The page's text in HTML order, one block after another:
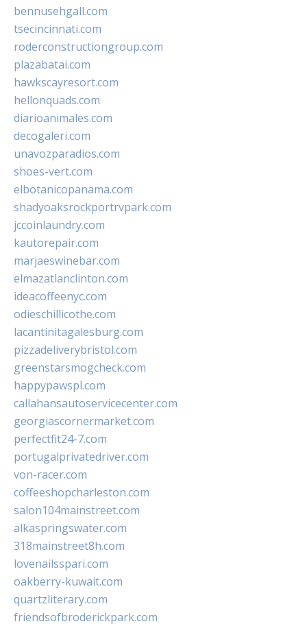
bennusehgall.com
tsecincinnati.com
roderconstructiongroup.com
plazabatai.com
hawkscayresort.com
hellonquads.com
diarioanimales.com
decogaleri.com
unavozparadios.com
shoes-vert.com
elbotanicopanama.com
shadyoaksrockportrvpark.com
jccoinlaundry.com
kautorepair.com
marjaeswinebar.com
elmazatlanclinton.com
ideacoffeenyc.com
odieschillicothe.com
lacantinitagalesburg.com
pizzadeliverybristol.com
greenstarsmogcheck.com
happypawspl.com
callahansautoservicecenter.com
georgiascornermarket.com
perfectfit24-7.com
portugalprivatedriver.com
von-racer.com
coffeeshopcharleston.com
salon104mainstreet.com
alkaspringswater.com
318mainstreet8h.com
lovenailsspari.com
oakberry-kuwait.com
quartzliterary.com
friendsofbroderickpark.com